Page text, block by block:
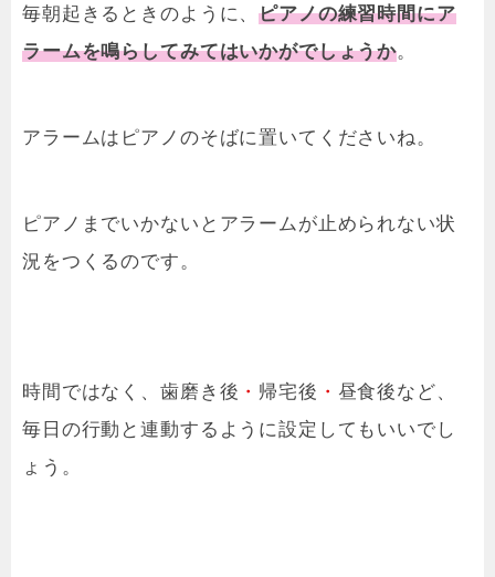
毎朝起きるときのように、ピアノの練習時間にア
ラームを鳴らしてみてはいかがでしょうか。
アラームはピアノのそばに置いてくださいね。
ピアノまでいかないとアラームが止められない状
況をつくるのです。
時間ではなく、歯磨き後 ・ 帰宅後 ・ 昼食後など、
毎日の行動と連動するように設定してもいいでし
ょう。